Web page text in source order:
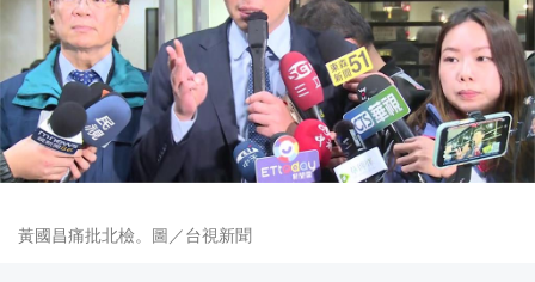
黃國昌痛批北檢。圖／台視新聞